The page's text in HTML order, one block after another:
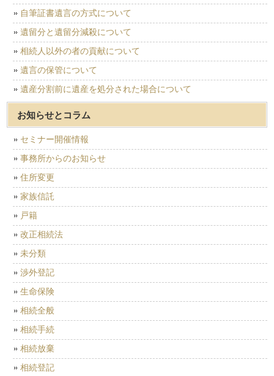
自筆証書遺言の方式について
遺留分と遺留分減殺について
相続人以外の者の貢献について
遺言の保管について
遺産分割前に遺産を処分された場合について
お知らせとコラム
セミナー開催情報
事務所からのお知らせ
住所変更
家族信託
戸籍
改正相続法
未分類
渉外登記
生命保険
相続全般
相続手続
相続放棄
相続登記